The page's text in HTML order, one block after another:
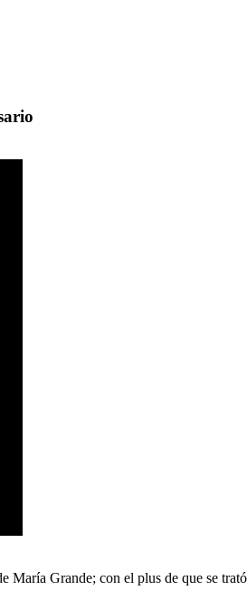
Grande; con el plus de que se